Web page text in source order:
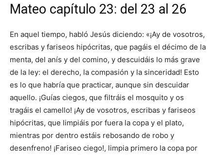
Mateo capítulo 23: del 23 al 26
En aquel tiempo, habló Jesús diciendo: «¡Ay de vosotros,
escribas y fariseos hipócritas, que pagáis el décimo de la
menta, del anís y del comino, y descuidáis lo más grave
de la ley: el derecho, la compasión y la sinceridad! Esto
es lo que habría que practicar, aunque sin descuidar
aquello. ¡Guías ciegos, que filtráis el mosquito y os
tragáis el camello! ¡Ay de vosotros, escribas y fariseos
hipócritas, que limpiáis por fuera la copa y el plato,
mientras por dentro estáis rebosando de robo y
desenfreno! ¡Fariseo ciego!, limpia primero la copa por